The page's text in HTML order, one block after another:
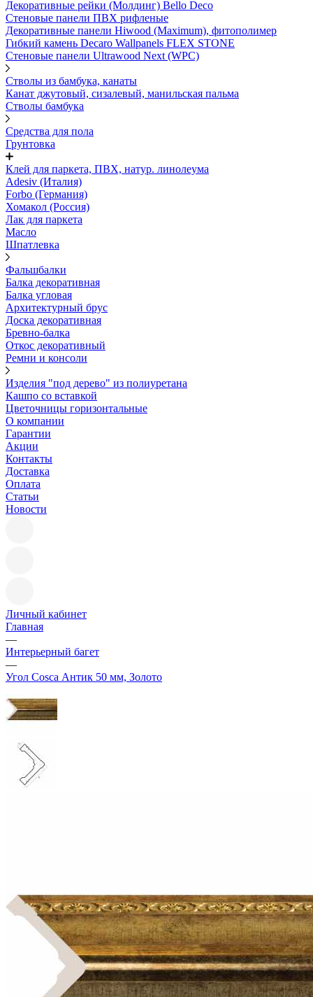
Декоративные рейки (Молдинг) Bello Deco
Стеновые панели ПВХ рифленые
Декоративные панели Hiwood (Maximum), фитополимер
Гибкий камень Decaro Wallpanels FLEX STONE
Стеновые панели Ultrawood Next (WPC)
Стволы из бамбука, канаты
Канат джутовый, сизалевый, манильская пальма
Стволы бамбука
Средства для пола
Грунтовка
Клей для паркета, ПВХ, натур. линолеума
Adesiv (Италия)
Forbo (Германия)
Хомакол (Россия)
Лак для паркета
Масло
Шпатлевка
Фальшбалки
Балка декоративная
Балка угловая
Архитектурный брус
Доска декоративная
Бревно-балка
Откос декоративный
Ремни и консоли
Изделия "под дерево" из полиуретана
Кашпо со вставкой
Цветочницы горизонтальные
О компании
Гарантии
Акции
Контакты
Доставка
Оплата
Статьи
Новости
Личный кабинет
Главная
—
Интерьерный багет
—
Угол Cosca Антик 50 мм, Золото